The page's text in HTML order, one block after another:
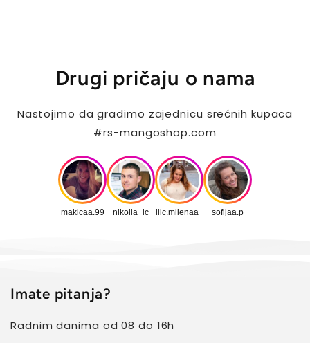
Drugi pričaju o nama
Nastojimo da gradimo zajednicu srećnih kupaca
#rs-mangoshop.com
makicaa.99 nikolla_ic ilic.milenaa_ sofijaa.p
Imate pitanja?
Radnim danima od 08 do 16h